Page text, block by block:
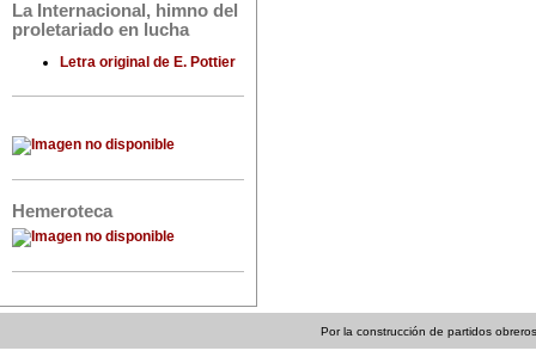
La Internacional, himno del
proletariado en lucha
Letra original de E. Pottier
Hemeroteca
Por la construcción de partidos